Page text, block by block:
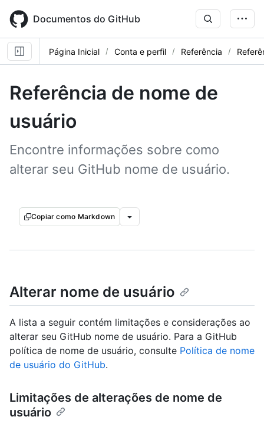
main
content
Documentos do GitHub
Página Inicial Conta e perfil Referência
Referência de nome de
usuário
Encontre informações sobre como
alterar seu GitHub nome de usuário.
Copiar como Markdown
Alterar nome de usuário
A lista a seguir contém limitações e considerações ao
alterar seu GitHub nome de usuário. Para a GitHub
política de nome de usuário, consulte Política de nome
de usuário do GitHub.
Limitações de alterações de nome de
usuário